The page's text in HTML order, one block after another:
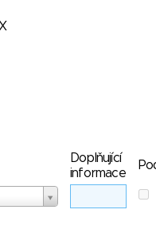
X
Doplňující
informace